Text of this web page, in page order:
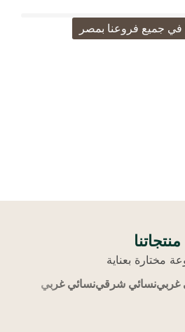
في جميع فروعنا بمصر
منتجاتنا
مختارة بعناية
غربينسائي شرقينسائي غربي